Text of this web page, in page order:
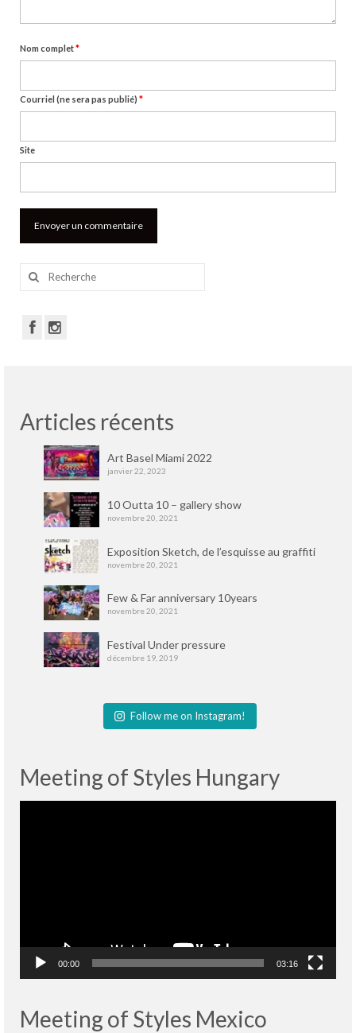
Nom complet*
Courriel (ne sera pas publié) *
Site
Rechercher
Articles récents
Art Basel Miami 2022
janvier 22, 2023
10 Outta 10 – gallery show
novembre 20, 2021
Exposition Sketch, de l’esquisse au graffiti
novembre 20, 2021
Few & Far anniversary 10years
novembre 20, 2021
Festival Under pressure
décembre 19, 2019
Follow me on Instagram!
Meeting of Styles Hungary
00:00 03:16
Meeting of Styles Mexico